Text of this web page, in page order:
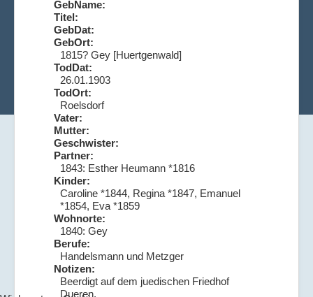
GebName:
Titel:
GebDat:
GebOrt:
1815? Gey [Huertgenwald]
TodDat:
26.01.1903
TodOrt:
Roelsdorf
Vater:
Mutter:
Geschwister:
Partner:
1843: Esther Heumann *1816
Kinder:
Caroline *1844, Regina *1847, Emanuel
*1854, Eva *1859
Wohnorte:
1840: Gey
Berufe:
Handelsmann und Metzger
Notizen:
Beerdigt auf dem juedischen Friedhof
Dueren.